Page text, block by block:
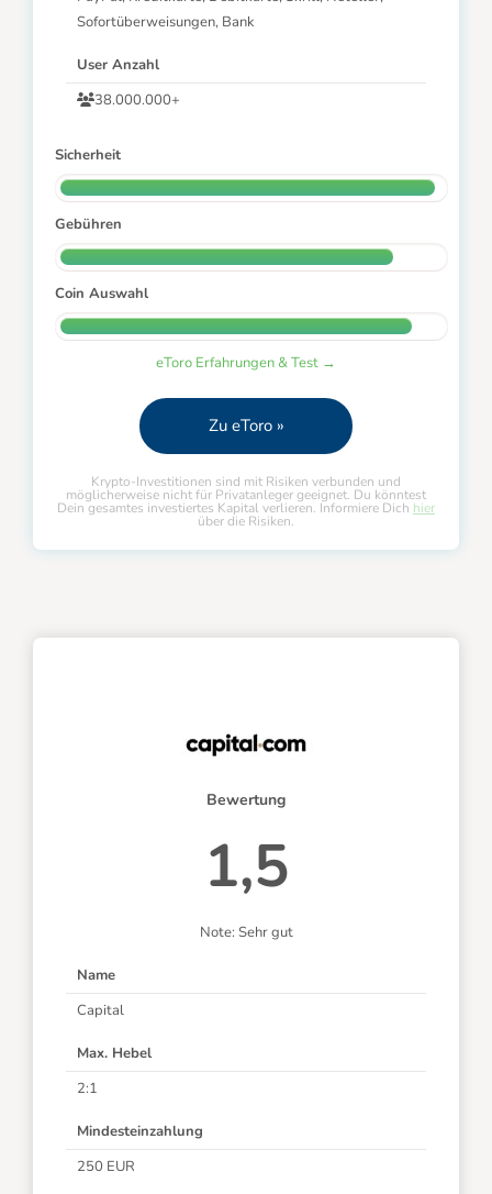
Sofortüberweisungen, Bank
User Anzahl
38.000.000+
Sicherheit
Gebühren
Coin Auswahl
eToro Erfahrungen & Test →
Zu eToro »
Krypto-Investitionen sind mit Risiken verbunden und
möglicherweise nicht für Privatanleger geeignet. Du könntest
Dein gesamtes investiertes Kapital verlieren. Informiere Dich hier
über die Risiken.
Bewertung
1,5
Note: Sehr gut
Name
Capital
Max. Hebel
2:1
Mindesteinzahlung
250 EUR